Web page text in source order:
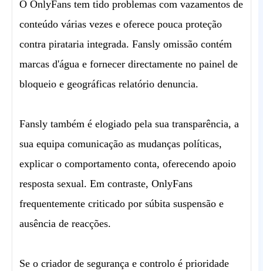
O OnlyFans tem tido problemas com vazamentos de
conteúdo várias vezes e oferece pouca proteção
contra pirataria integrada. Fansly omissão contém
marcas d'água e fornecer directamente no painel de
bloqueio e geográficas relatório denuncia.
Fansly também é elogiado pela sua transparência, a
sua equipa comunicação as mudanças políticas,
explicar o comportamento conta, oferecendo apoio
resposta sexual. Em contraste, OnlyFans
frequentemente criticado por súbita suspensão e
ausência de reacções.
Se o criador de segurança e controlo é prioridade